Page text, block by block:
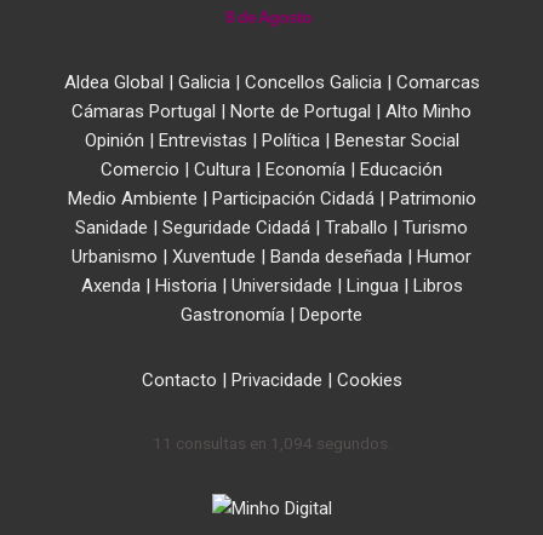
8 de Agosto
Aldea Global Galicia| Concellos Galicia| Comarcas
Cámaras Portugal
Norte de Portugal
Alto Minho
Opinión
Entrevistas Política|
Benestar Social
Comercio
Cultura Economía
Educación
Medio Ambiente
Participación Cidadá|
Patrimonio
Sanidade
Seguridade Cidadá Traballo
Turismo
Urbanismo
Xuventude Banda deseñada
Humor
Axenda| Historia| Universidade Lingua|
Libros
Gastronomía
Deporte
Contacto Privacidade Cookies
11 consultas en 1,094 segundos.